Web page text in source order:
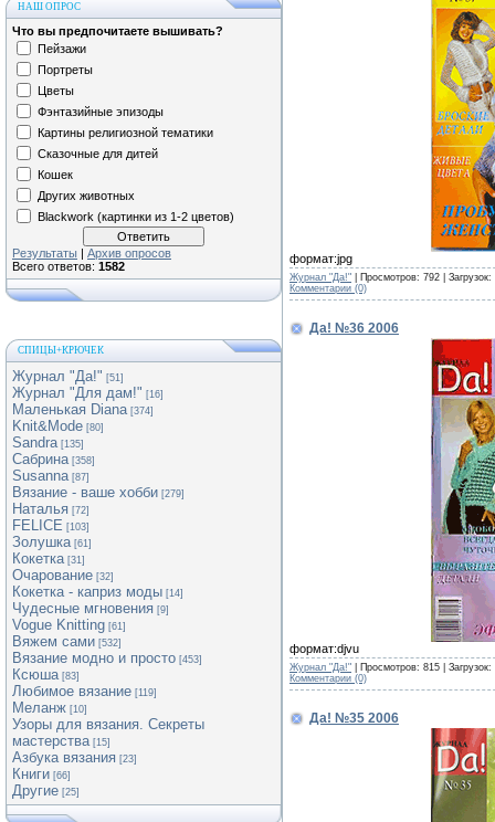
НАШ ОПРОС
Что вы предпочитаете вышивать?
Пейзажи
Портреты
Цветы
Фэнтазийные эпизоды
Картины религиозной тематики
Сказочные для дитей
Кошек
Других животных
Blackwork (картинки из 1-2 цветов)
Результаты | Архив опросов
Всего ответов: 1582
СПИЦЫ+КРЮЧЕК
Журнал "Да!" [51]
Журнал "Для дам!" [16]
Маленькая Diana [374]
Knit&Mode [80]
Sandra [135]
Сабрина [358]
Susanna [87]
Вязание - ваше хобби [279]
Наталья [72]
FELICE [103]
Золушка [61]
Кокетка [31]
Очарование [32]
Кокетка - каприз моды [14]
Чудесные мгновения [9]
Vogue Knitting [61]
Вяжем сами [532]
Вязание модно и просто [453]
Ксюша [83]
Любимое вязание [119]
Меланж [10]
Узоры для вязания. Секреты
мастерства [15]
Азбука вязания [23]
Книги [66]
Другие [25]
формат:jpg
Журнал "Да!" | Просмотров: 792 |
Комментарии (0)
Да! №36 2006
формат:djvu
Журнал "Да!" | Просмотров: 815 |
Комментарии (0)
Да! №35 2006